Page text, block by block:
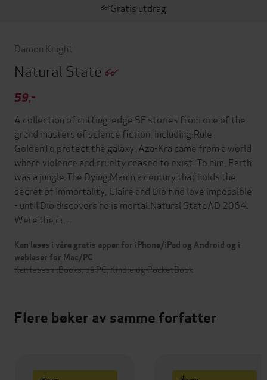
Gratis utdrag
Damon Knight
Natural State
59,-
A collection of cutting-edge SF stories from one of the
grand masters of science fiction, including:Rule
GoldenTo protect the galaxy, Aza-Kra came from a world
where violence and cruelty ceased to exist. To him, Earth
was a jungle.The Dying ManIn a century that holds the
secret of immortality, Claire and Dio find love impossible
- until Dio discovers he is mortal.Natural StateAD 2064.
Were the ci…
Kan leses i våre gratis apper for iPhone/iPad og Android og i
webleser for Mac/PC
Kan leses i iBooks, på PC, Kindle og PocketBook
Flere bøker av samme forfatter